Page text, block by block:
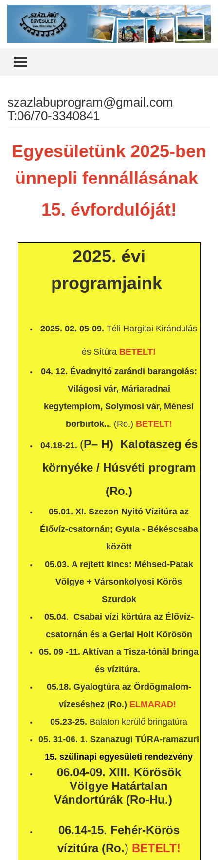
TOGGLE MENU
szazlabuprogram@gmail.com
T:06/70-3340841
Egyesületünk 2025-ben
ünnepli fennállásának
15. évfordulóját!
2025. évi
programjaink
2025. 02. 05-09. Téli Hargitai Kirándulás
és Sítúra BETELT!
04. 12. Évadnyitó zarándi barangolás:
Világosi vár, Máriaradnai
kegytemplom, Solymosi vár, Ménesi
borbirtok... (Ro.) BETELT!
04.18-21. (P– H) Kalotaszeg és
környéke / Húsvéti program
(Ro.)
05.01. XI. Szezon Nyitó Vízitúra az
Élővíz-csatornán; Gyula - Békéscsaba
között
05.03. A rejtett kincs: Méhsed-Patak
Völgye + Vársonkolyosi Körös
Szurdok
05.04. Csabai vízi körtúra az Élővíz-
csatornán és a Gerlai Holt Körösön
05. 09 -11. Aktívan a Tisza-tónál bringa
és vízitúra.
05.18. Gyalogtúra az Ördögmalom-
vízeséshez (Ro.) ELMARAD!
05.23-25. Balaton kerülő bringatúra
05. 31-06. 1. Szanazugi TÚRA-ramazuri
15. szülinapi egyesületi rendezvény
06.04-09. XIII. Körösök
Völgye Határtalan
Vándortúrák (Ro-Hu.)
06.14-15. Fehér-Körös
vízitúra (Ro.) BETELT!